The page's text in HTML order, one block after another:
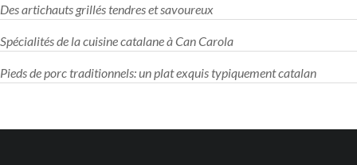
Des artichauts grillés tendres et savoureux
Spécialités de la cuisine catalane à Can Carola
Pieds de porc traditionnels: un plat exquis typiquement catalan